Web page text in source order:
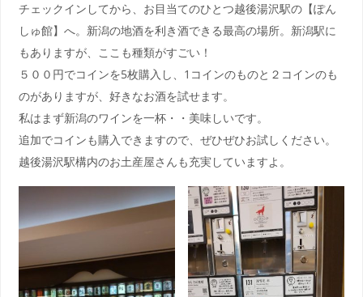
チェックインしてから、お目当てのひとつ越後湯沢駅の【ぽん
しゅ館】へ。新潟の地酒を利き酒できる最高の場所。新潟駅に
もありますが、ここも種類がすごい！
５００円でコインを5枚購入し、1コインのものと２コインのも
のがありますが、好きなお酒を試せます。
私はまず新潟のワインを一杯・・美味しいです。
追加でコインも購入できますので、ぜひぜひお試しください。
越後湯沢駅構内のお土産屋さんも充実していますよ。